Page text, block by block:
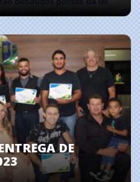
DE